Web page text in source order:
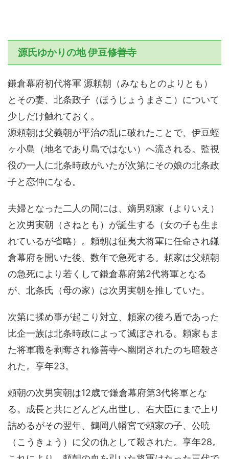
源氏ゆかりの地 伊豆修善寺
鎌倉幕府初代将軍 源頼朝（みなもとのよりとも）
とその妻、北条政子（ほうじょうまさこ）について
少しだけ触れておく。
源頼朝は父義朝が平治の乱に破れたことで、伊豆蛭
ヶ小島（地名であり島ではない）へ流される。監視
役の一人に北条時政がいたが次第にその娘の北条政
子と恋仲になる。
夫婦となった二人の間には、嫡男頼家（よりいえ）
と次男実朝（さねとも）が誕生する（女の子も生ま
れているが省略）。頼朝は征夷大将軍に任命され鎌
倉幕府を開いた後、数年で急死する。頼家は父頼朝
の急死により若くして鎌倉幕府第2代将軍となる
が、北条氏（母の家）は次男実朝を推していた。
次第に揉め事が起こり対立、頼家の後ろ盾であった
比企一族は北条時政によって滅ぼされる。頼家もま
た将軍職を剥奪され修善寺へ幽閉されたのち暗殺さ
れた。享年23。
頼朝の次男実朝は12歳で鎌倉幕府第3代将軍とな
る。成長と共にどんどん出世し、右大臣にまで上り
詰めるがその翌年、鶴岡八幡宮で頼家の子、公暁
（こうきょう）に父の仇として殺された。享年28。